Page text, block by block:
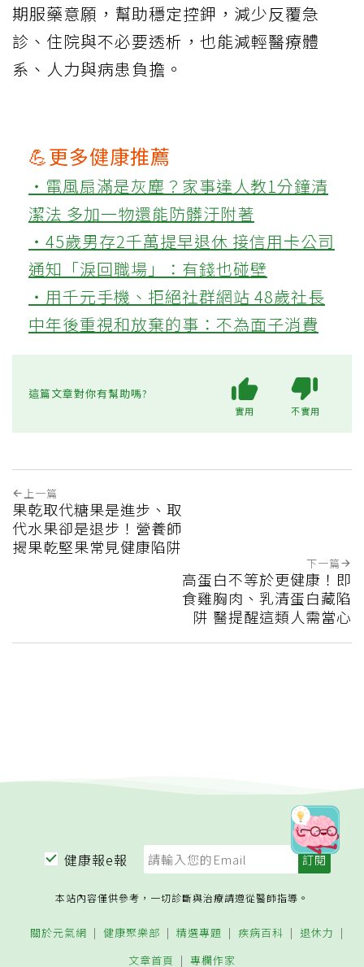
期服藥意願，幫助穩定控鉀，減少反覆急
診、住院與不必要透析，也能減輕醫療體
系、人力與病患負擔。
💪更多健康推薦
‧電風扇滿是灰塵？家事達人教1分鐘清
潔法 多加一物還能防髒汙附著
‧45歲男存2千萬提早退休 接信用卡公司
通知「淚回職場」：有錢也碰壁
‧用千元手機、拒絕社群網站 48歲社長
中年後重視和放棄的事：不為面子消費
這篇文章對你有幫助嗎?
實用 不實用
上一篇
果乾取代糖果是進步、取
代水果卻是退步！營養師
揭果乾堅果常見健康陷阱
下一篇
高蛋白不等於更健康！即
食雞胸肉、乳清蛋白藏陷
阱 醫提醒這類人需當心
健康報e報
本站內容僅供參考，一切診斷與治療請遵從醫師指導。
關於元氣網 健康聚樂部 精選專題 疾病百科
退休力
文章首頁
專欄作家